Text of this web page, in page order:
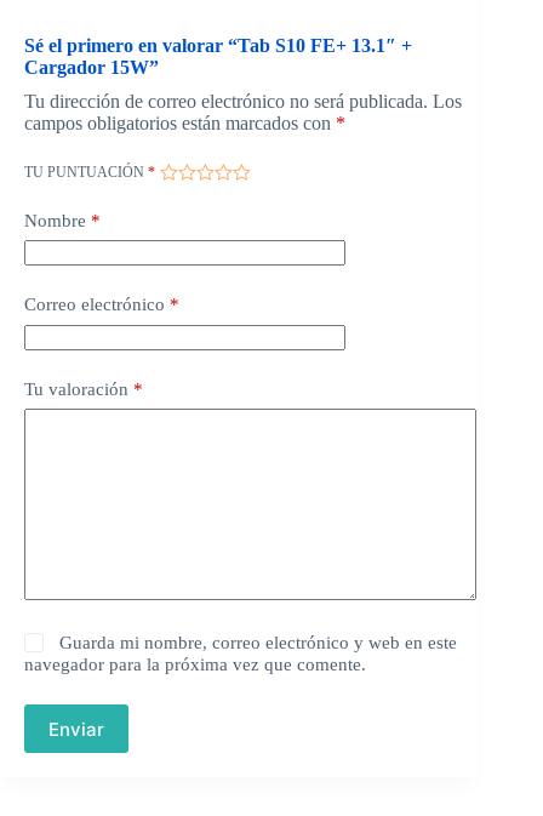
Sé el primero en valorar “Tab S10 FE+ 13.1″ +
Cargador 15W”
Tu dirección de correo electrónico no será publicada. Los
campos obligatorios están marcados con *
TU PUNTUACIÓN *
Nombre *
Correo electrónico *
Tu valoración *
Guarda mi nombre, correo electrónico y web en este
navegador para la próxima vez que comente.
Enviar